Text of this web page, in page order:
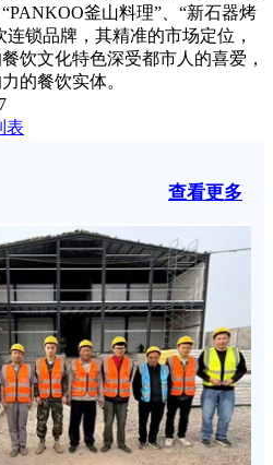
釜山料理”、“新石器烤
锁品牌，其精准的市场定位，
饮文化特色深受都市人的喜爱，
的餐饮实体。
表
查看更多